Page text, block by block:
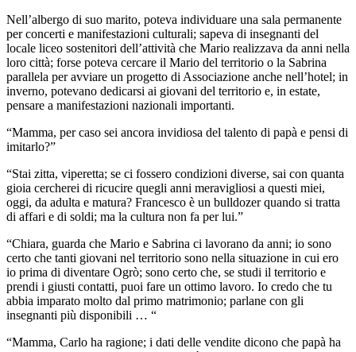
Nell’albergo di suo marito, poteva individuare una sala permanente
per concerti e manifestazioni culturali; sapeva di insegnanti del
locale liceo sostenitori dell’attività che Mario realizzava da anni nella
loro città; forse poteva cercare il Mario del territorio o la Sabrina
parallela per avviare un progetto di Associazione anche nell’hotel; in
inverno, potevano dedicarsi ai giovani del territorio e, in estate,
pensare a manifestazioni nazionali importanti.
“Mamma, per caso sei ancora invidiosa del talento di papà e pensi di
imitarlo?”
“Stai zitta, viperetta; se ci fossero condizioni diverse, sai con quanta
gioia cercherei di ricucire quegli anni meravigliosi a questi miei,
oggi, da adulta e matura? Francesco è un bulldozer quando si tratta
di affari e di soldi; ma la cultura non fa per lui.”
“Chiara, guarda che Mario e Sabrina ci lavorano da anni; io sono
certo che tanti giovani nel territorio sono nella situazione in cui ero
io prima di diventare Ogrò; sono certo che, se studi il territorio e
prendi i giusti contatti, puoi fare un ottimo lavoro. Io credo che tu
abbia imparato molto dal primo matrimonio; parlane con gli
insegnanti più disponibili … “
“Mamma, Carlo ha ragione; i dati delle vendite dicono che papà ha